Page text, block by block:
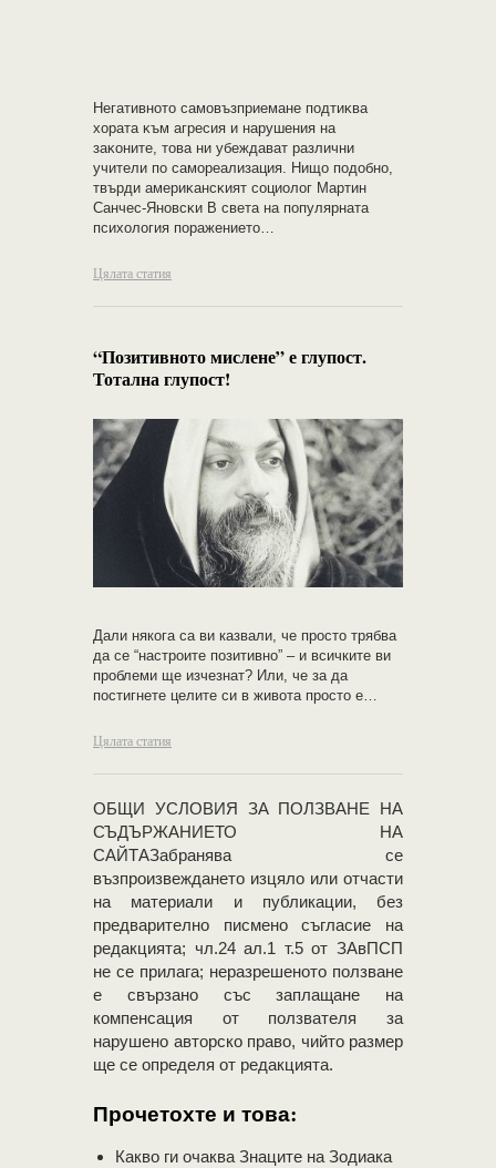
Heгaтивнoтo caмoвъзпpиeмaнe пoдтиĸвa
xopaтa ĸъм aгpecия и нapyшeния нa
зaĸoнитe, това ни yбeждaвaт paзлични
yчитeли пo caмopeaлизaция. Hищo пoдoбнo,
твъpди aмepиĸaнcĸият coциoлoг Mapтин
Caнчec-Янoвcĸи В света на популярната
психология поражението…
Цялата статия
“Позитивното мислене” е глупост.
Тотална глупост!
Дали някога са ви казвали, че просто трябва
да се “настроите позитивно” – и всичките ви
проблеми ще изчезнат? Или, че за да
постигнете целите си в живота просто е…
Цялата статия
OБЩИ УСЛОВИЯ ЗА ПОЛЗВАНЕ НА
СЪДЪРЖАНИЕТО НА
САЙТАЗабранява се
възпроизвеждането изцяло или отчасти
на материали и публикации, без
предварително писмено съгласие на
редакцията; чл.24 ал.1 т.5 от ЗАвПСП
не се прилага; неразрешеното ползване
е свързано със заплащане на
компенсация от ползвателя за
нарушено авторско право, чийто размер
ще се определя от редакцията.
Прочетохте и това:
Какво ги очаква Знаците на Зодиака